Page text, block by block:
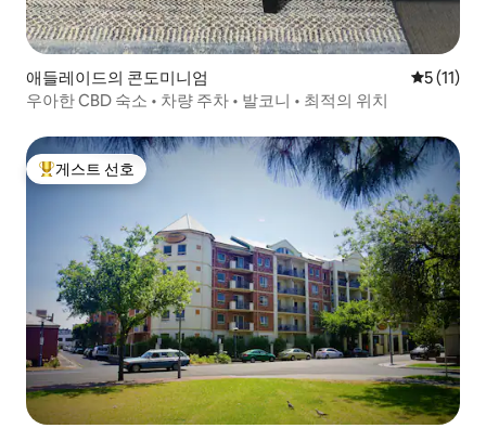
애들레이드의 콘도미니엄 평점 5점
5 (11)
우아한 CBD 숙소 • 차량 주차 • 발코니 • 최적의 위치
상위 게스트 선호
게스트 선호